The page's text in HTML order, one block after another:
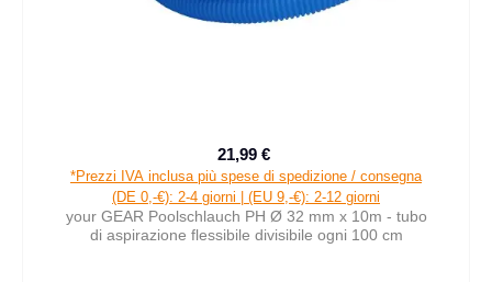
Prezzo di vendita:
21,99 €
*Prezzi IVA inclusa più spese di spedizione / consegna
(DE 0,-€): 2-4 giorni | (EU 9,-€): 2-12 giorni
your GEAR Poolschlauch PH Ø 32 mm x 10m - tubo
di aspirazione flessibile divisibile ogni 100 cm